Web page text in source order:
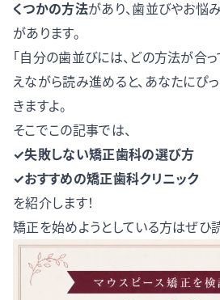
くつかの方法があり、歯並びやお悩
があります。
「自分の歯並びには、どの方法が合っ
えながら読み進めると、あなたにぴ
きますよ。
そこでこの記事では、
✓失敗しない矯正歯科の選び方
✓おすすめの矯正歯科クリニック
を紹介します！
矯正を始めようとしている方はぜひ